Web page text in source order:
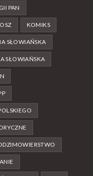
PAN
KOMIKS
SŁOWIAŃSKA
SŁOWIAŃSKA